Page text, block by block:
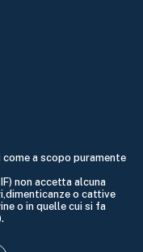
a scopo puramente
non accetta alcuna
o cattive
o in quelle cui si fa